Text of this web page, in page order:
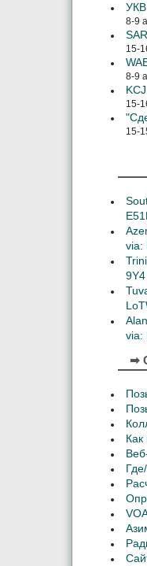
УКВ
8-9
15-
8-9
15-
15-
via:
via:
➡